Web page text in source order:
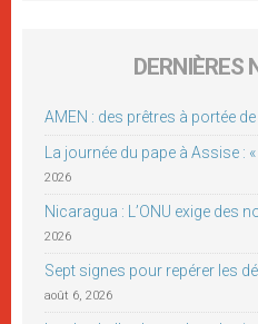
DERNIÈRES
AMEN : des prêtres à portée
La journée du pape à Assise : «
2026
Nicaragua : L’ONU exige des
2026
Sept signes pour repérer les
août 6, 2026